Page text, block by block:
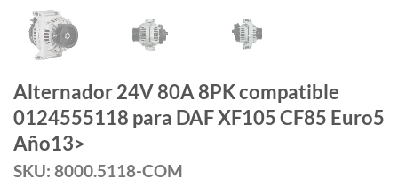
Alternador 24V 80A 8PK compatible
0124555118 para DAF XF105 CF85 Euro5
Año13>
SKU: 8000.5118-COM